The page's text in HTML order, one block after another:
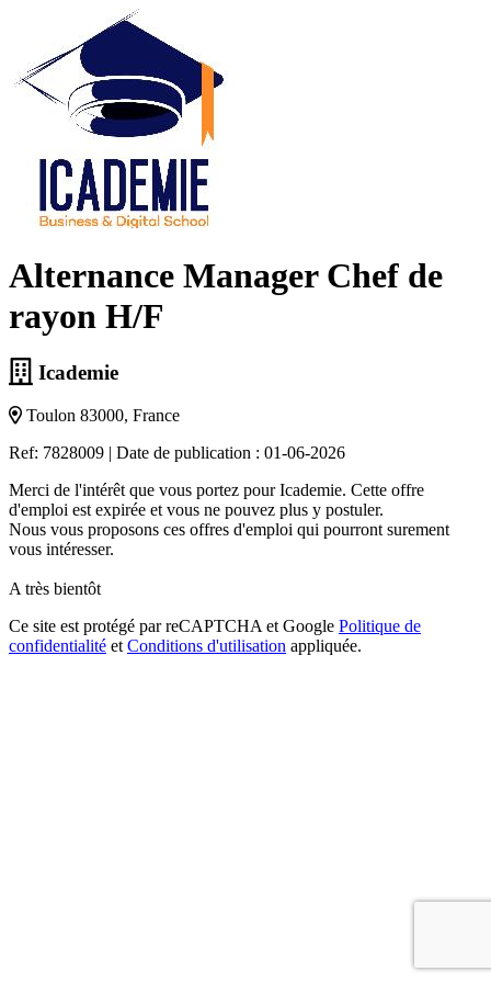
Alternance Manager Chef de
rayon H/F
Icademie
Toulon 83000, France
Ref: 7828009 | Date de publication : 01-06-2026
Merci de l'intérêt que vous portez pour Icademie. Cette offre
d'emploi est expirée et vous ne pouvez plus y postuler.
Nous vous proposons ces offres d'emploi qui pourront surement
vous intéresser.
A très bientôt
Ce site est protégé par reCAPTCHA et Google Politique de
confidentialité et Conditions d'utilisation appliquée.